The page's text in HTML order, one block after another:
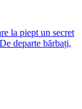
la piept un secret
departe bărbați,